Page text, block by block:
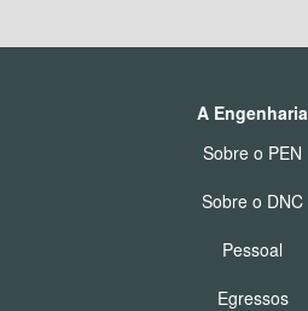
A Engenharia
Sobre o PEN
Sobre o DNC
Pessoal
Egressos